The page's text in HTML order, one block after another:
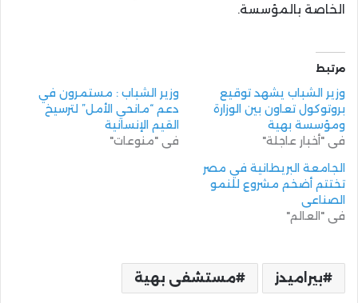
الخاصة بالمؤسسة.
مرتبط
وزير الشباب يشهد توقيع
بروتوكول تعاون بين الوزارة
ومؤسسة بهية
في "أخبار عاجلة"
وزير الشباب : مستمرون في
دعم “مانحي الأمل” لترسيخ
القيم الإنسانية
في "منوعات"
الجامعة البريطانية في مصر
تختتم أضخم مشروع للنمو
الصناعي
في "العالم"
بيراميدز مستشفى بهية